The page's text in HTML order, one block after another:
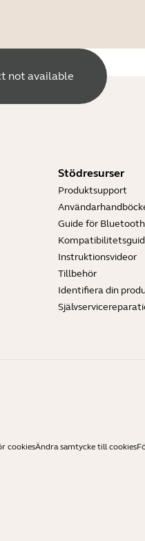
not available
Stödresurser
Produktsupport
Guide för
Instruktionsvideor
Tillbehör
Identifiera din
cookiesÄndra samtycke till cookies